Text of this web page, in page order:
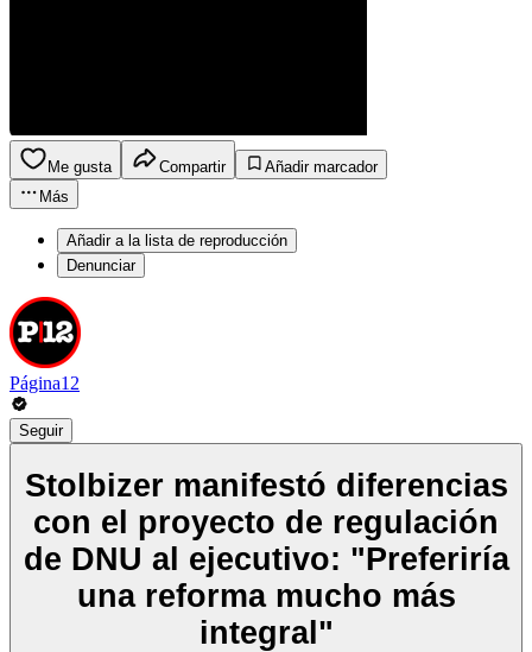
Me gusta Compartir
Añadir marcador
Más
Añadir a la lista de reproducción
Denunciar
Página12
Seguir
Stolbizer manifestó diferencias
con el proyecto de regulación
de DNU al ejecutivo: "Preferiría
una reforma mucho más
integral"